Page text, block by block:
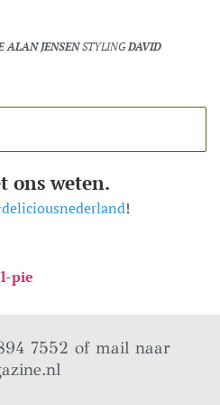
ALAN JENSENSTYLINGDAVID
ons weten.
!
pie
7552 of mail naar